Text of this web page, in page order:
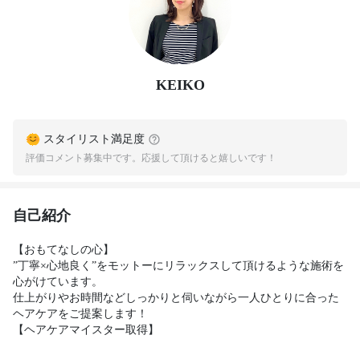
KEIKO
スタイリスト満足度
評価コメント募集中です。応援して頂けると嬉しいです！
自己紹介
【おもてなしの心】
”丁寧×心地良く”をモットーにリラックスして頂けるような施術を
心がけています。
仕上がりやお時間などしっかりと伺いながら一人ひとりに合った
ヘアケアをご提案します！
【ヘアケアマイスター取得】